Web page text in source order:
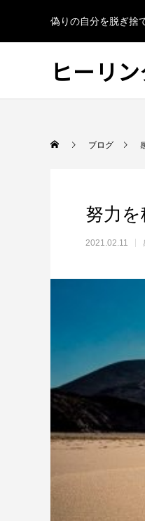
偽りの自分を脱ぎ捨
ヒーリ
ブログ
努力
2021.02.11